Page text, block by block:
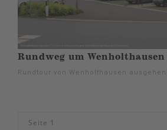
Rundweg um Wenholthausen
Rundtour von Wenholthausen